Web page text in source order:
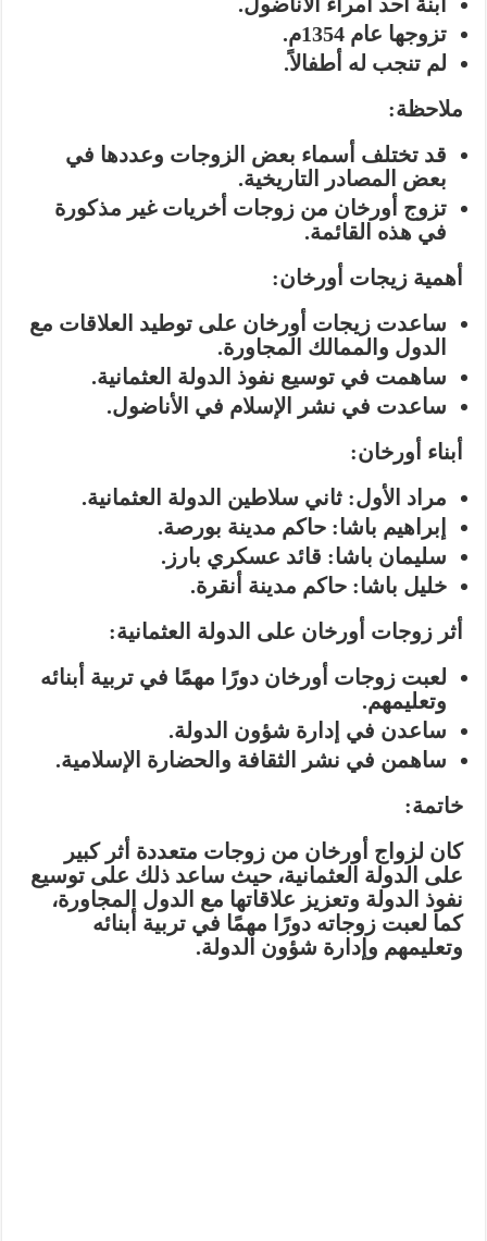
تزوجها عام 1354م.
لم تنجب له أطفالاً.
ملاحظة:
قد تختلف أسماء بعض الزوجات وعددها في
بعض المصادر التاريخية.
تزوج أورخان من زوجات أخريات غير مذكورة
في هذه القائمة.
أهمية زيجات أورخان:
ساعدت زيجات أورخان على توطيد العلاقات مع
الدول والممالك المجاورة.
ساهمت في توسيع نفوذ الدولة العثمانية.
ساعدت في نشر الإسلام في الأناضول.
أبناء أورخان:
مراد الأول: ثاني سلاطين الدولة العثمانية.
إبراهيم باشا: حاكم مدينة بورصة.
سليمان باشا: قائد عسكري بارز.
خليل باشا: حاكم مدينة أنقرة.
أثر زوجات أورخان على الدولة العثمانية:
لعبت زوجات أورخان دورًا مهمًا في تربية أبنائه
وتعليمهم.
ساعدن في إدارة شؤون الدولة.
ساهمن في نشر الثقافة والحضارة الإسلامية.
خاتمة:
كان لزواج أورخان من زوجات متعددة أثر كبير
على الدولة العثمانية، حيث ساعد ذلك على توسيع
نفوذ الدولة وتعزيز علاقاتها مع الدول المجاورة،
كما لعبت زوجاته دورًا مهمًا في تربية أبنائه
وتعليمهم وإدارة شؤون الدولة.